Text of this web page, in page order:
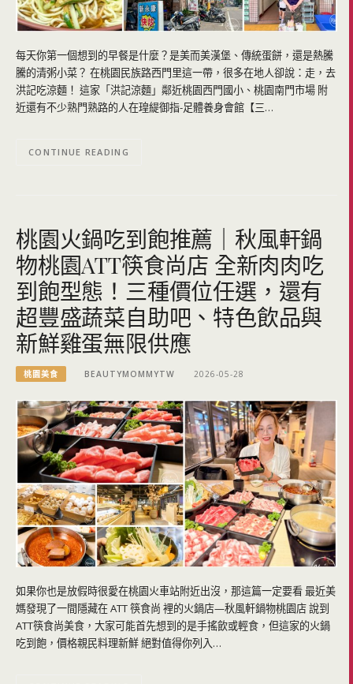
每天你第一個想到的早餐是什麼？是美而美漢堡、傳統蛋餅，還是熱騰
騰的清粥小菜？ 在桃園民族路西門里這一帶，很多在地人卻說：走，去
洪記吃涼麵！ 這家「洪記涼麵」鄰近桃園西門國小、桃園南門市場 附
近還有不少熟門熟路的人在瑝緹御指-足體養身會館【三…
CONTINUE READING
桃園火鍋吃到飽推薦｜秋風軒鍋
物桃園ATT筷食尚店 全新肉肉吃
到飽型態！三種價位任選，還有
超豐盛蔬菜自助吧、特色飲品與
新鮮雞蛋無限供應
桃園美食 BEAUTYMOMMYTW 2026-05-28
如果你也是放假時很愛在桃園火車站附近出沒，那這篇一定要看 最近美
媽發現了一間隱藏在 ATT 筷食尚 裡的火鍋店—秋風軒鍋物桃園店 說到
ATT筷食尚美食，大家可能首先想到的是手搖飲或輕食，但這家的火鍋
吃到飽，價格親民料理新鮮 絕對值得你列入…